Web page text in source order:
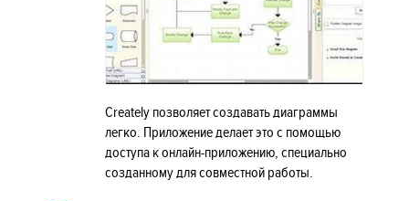
Creately позволяет создавать диаграммы
легко. Приложение делает это с помощью
доступа к онлайн-приложению, специально
созданному для совместной работы.